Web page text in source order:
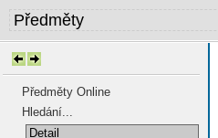
Předměty Online
Hledání...
Detail